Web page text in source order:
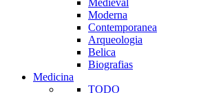
Moderna
Contemporanea
Arqueologia
Belica
Biografias
Medicina
TODO